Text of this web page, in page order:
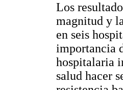
Los
magnitud y
en seis
importancia
hospitalaria
salud hacer